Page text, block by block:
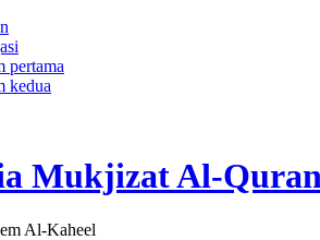
pertama
kedua
Mukjizat Al-
Al-Kaheel